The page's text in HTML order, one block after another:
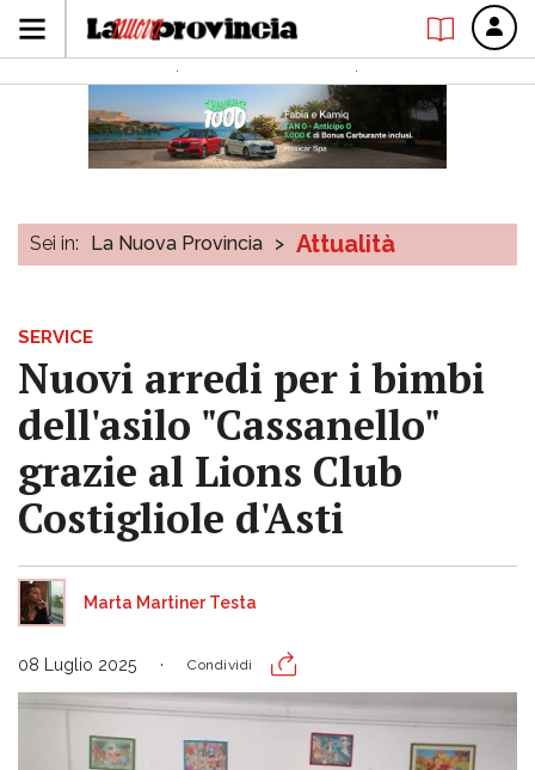
Sei in: La Nuova Provincia > Attualità
SERVICE
Nuovi arredi per i bimbi
dell'asilo "Cassanello"
grazie al Lions Club
Costigliole d'Asti
Marta Martiner Testa
08 Luglio 2025 Condividi